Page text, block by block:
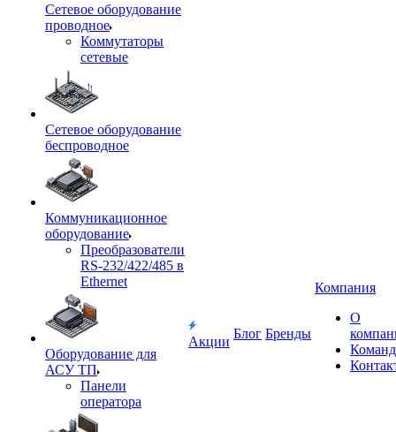
Сетевое оборудование
проводное
Коммутаторы
сетевые
Сетевое оборудование
беспроводное
Коммуникационное
оборудование
Преобразователи
RS-232/422/485 в
Ethernet
Оборудование для
АСУ ТП
Панели
оператора
Акции
Блог Бренды
Компания
О